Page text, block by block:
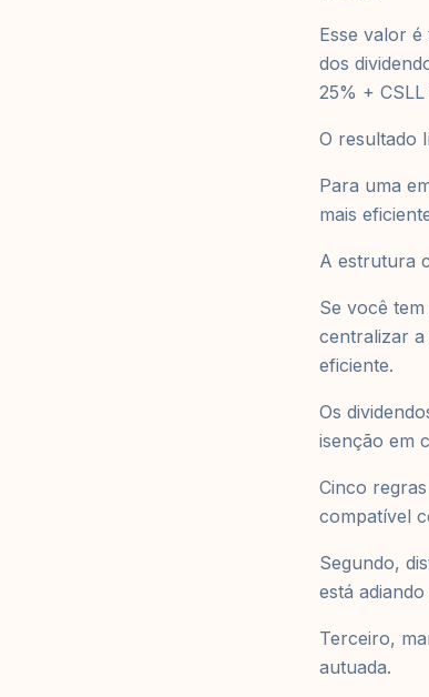
Esse valor
dos
25% +
O resultado
Para uma
mais
A estrutura
Se você
centralizar a
eficiente.
Os
isenção em
Cinco
compatível
Segundo,
está
Terceiro,
autuada.